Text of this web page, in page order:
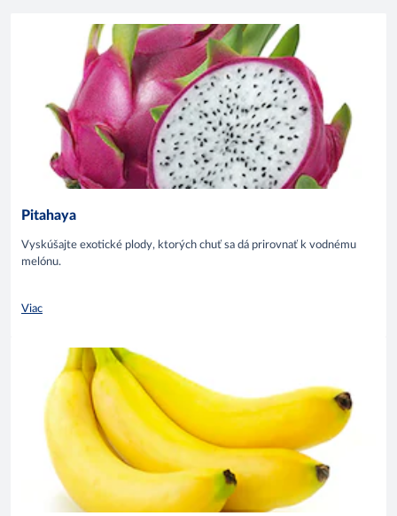
Pitahaya
Vyskúšajte exotické plody, ktorých chuť sa dá prirovnať k vodnému
melónu.
Viac